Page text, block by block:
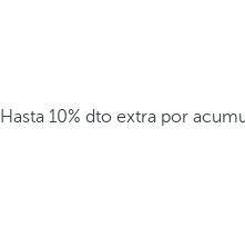
Hasta 10% dto extra por